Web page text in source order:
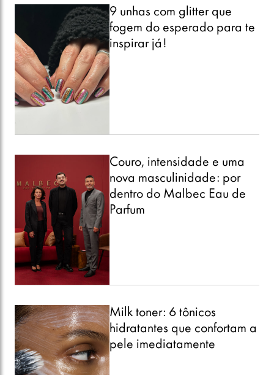
9 unhas com glitter que
fogem do esperado para te
inspirar já!
Couro, intensidade e uma
nova masculinidade: por
dentro do Malbec Eau de
Parfum
Milk toner: 6 tônicos
hidratantes que confortam a
pele imediatamente